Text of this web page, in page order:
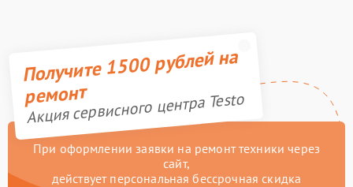
Получите 1500 рублей на
ремонт
Акция сервисного центра Testo
При оформлении заявки на ремонт техники через
сайт,
действует персональная бессрочная скидка